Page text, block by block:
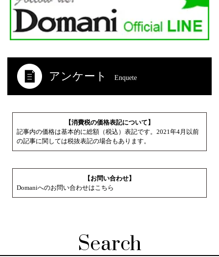
アンケート Enquete
【消費税の価格表記について】
記事内の価格は基本的に総額（税込）表記です。2021年4月以前
の記事に関しては税抜表記の場合もあります。
【お問い合わせ】
Domaniへのお問い合わせはこちら
Search